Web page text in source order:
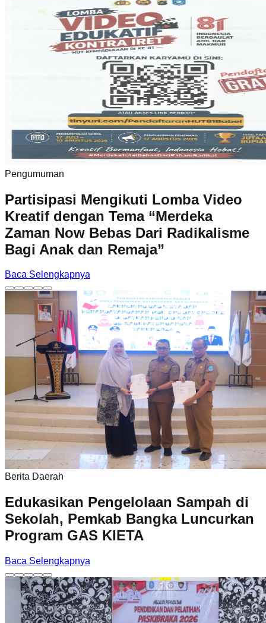
Pengumuman
Partisipasi Mengikuti Lomba Video
Kreatif dengan Tema “Merdeka
Zaman Now Bebas Dari Radikalisme
Bagi Anak dan Remaja”
Baca Selengkapnya
Berita Daerah
Edukasikan Pengelolaan Sampah di
Sekolah, Pemkab Bangka Luncurkan
Program GAS KIETA
Baca Selengkapnya